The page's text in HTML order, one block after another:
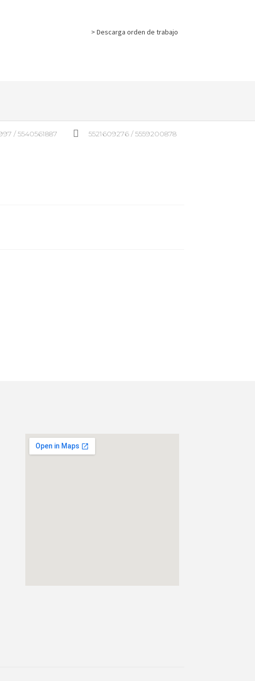
> Descarga orden de trabajo
/ 5540561887 5521609276 / 5559200878